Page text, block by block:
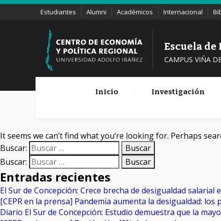
Estudiantes Alumni Académicos Internacional
Escuela de
CAMPUS VIÑA
Inicio Investigación
It seems we can’t find what you’re looking for. Perhaps
Buscar:
Buscar:
Entradas recientes
El Sur de Concepción: Crece brecha de desigualdad salarial
[CEPR en la prensa] Pandemia aumenta la desigualdad:
Diario El Sur de Concepción: Estudio demuestra que la